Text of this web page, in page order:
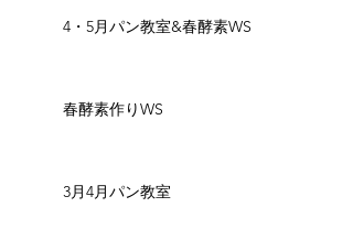
4・5月パン教室&春酵素WS
春酵素作りWS
3月4月パン教室